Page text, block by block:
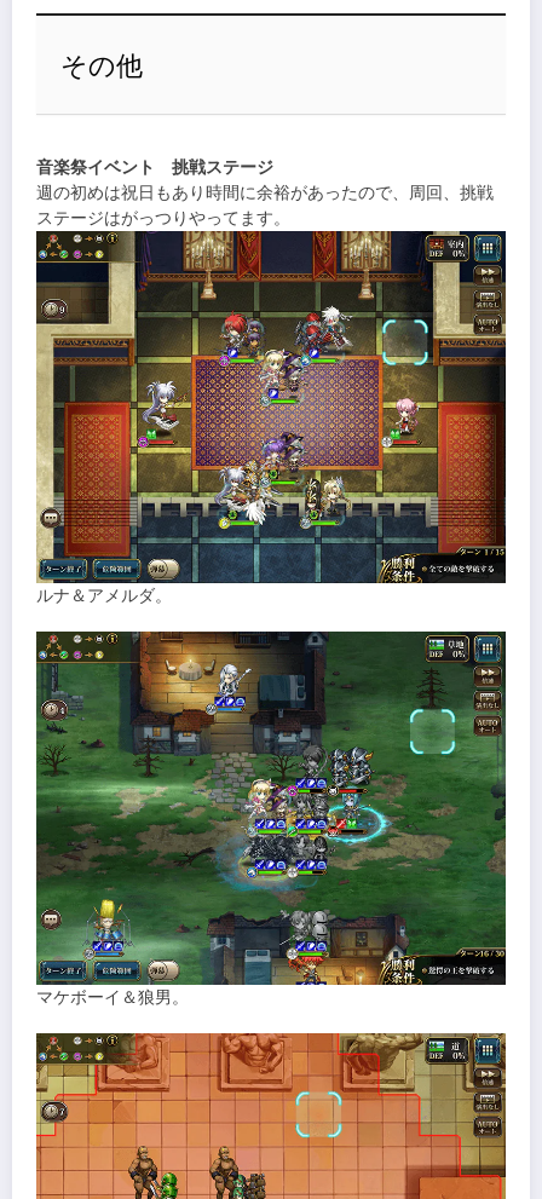
その他
音楽祭イベント 挑戦ステージ
週の初めは祝日もあり時間に余裕があったので、周回、挑戦
ステージはがっつりやってます。
ルナ＆アメルダ。
マケボーイ＆狼男。